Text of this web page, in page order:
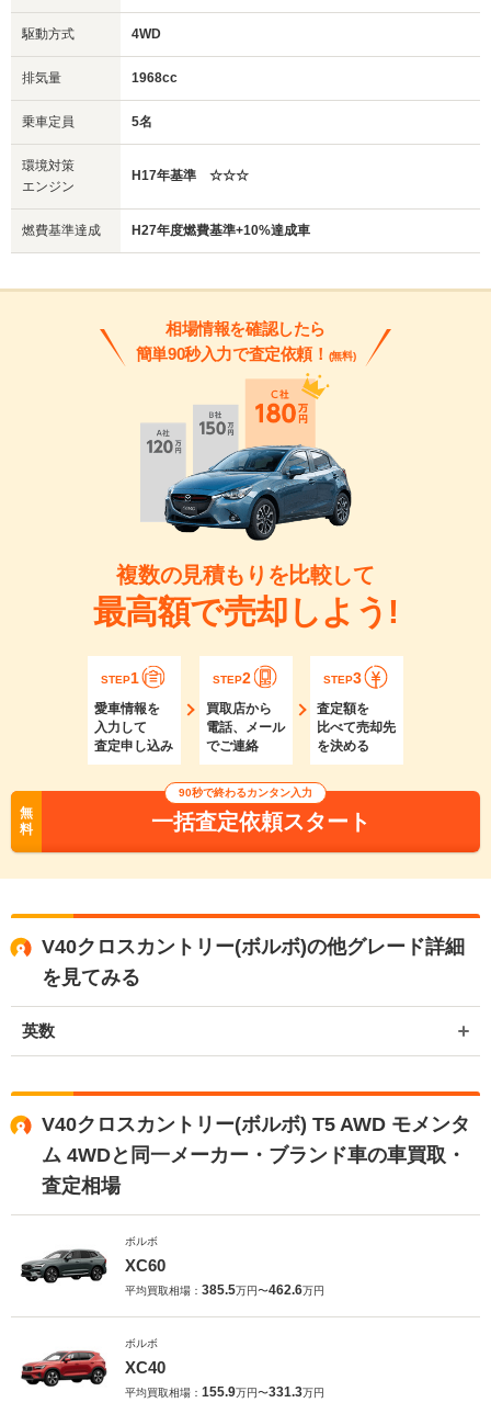
駆動方式 4WD
排気量 1968cc
乗車定員 5名
環境対策
エンジン
H17年基準 ☆☆☆
燃費基準達成 H27年度燃費基準+10%達成車
相場情報を確認したら
簡単90秒入力で査定依頼！ (無料)
複数の見積もりを比較して
最高額で売却しよう!
STEP1
愛車情報を
入力して
査定申し込み
STEP2
買取店から
電話、メール
でご連絡
STEP3
査定額を
比べて売却先
を決める
無
料
90秒で終わるカンタン入力
一括査定依頼スタート
V40クロスカントリー(ボルボ)の他グレード詳細
を見てみる
英数
V40クロスカントリー(ボルボ) T5 AWD モメンタ
ム 4WDと同一メーカー・ブランド車の車買取・
査定相場
ボルボ
XC60
平均買取相場： 385.5万円〜462.6万円
ボルボ
XC40
平均買取相場： 155.9万円〜331.3万円